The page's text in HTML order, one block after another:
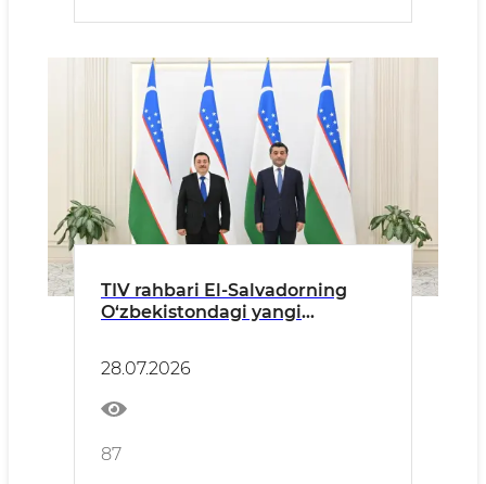
TIV rahbari El-Salvadorning
O‘zbekistondagi yangi
28.07.2026
87